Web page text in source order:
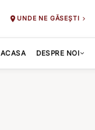
UNDE NE GĂSEȘTI
ACASA DESPRE NOI